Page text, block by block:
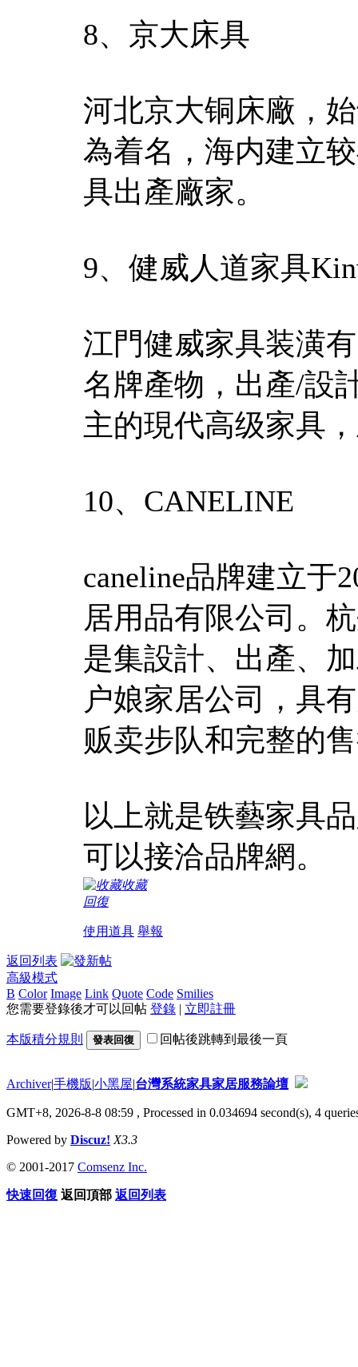
8、京大床具
河北京大铜床廠，
為着名，海内建立
具出產廠家。
9、健威人道家具
江門健威家具装潢
名牌產物，出產/設
主的現代高级家具
10、CANELINE
caneline品牌建立于
居用品有限公司。
是集設計、出產、
户娘家居公司，具
贩卖步队和完整的
以上就是铁藝家具
可以接洽品牌網。
收藏
回復
使用道具 舉報
返回列表
高級模式
B Color Image Link Quote Code Smilies
您需要登錄後才可以回帖 登錄 | 立即註冊
本版積分規則 發表回復 回帖後跳轉到最後一頁
Archiver|手機版|小黑屋|台灣系統家具家居服務論壇
GMT+8, 2026-8-8 08:59 , Processed in 0.034694 second(s), 4
Powered by Discuz! X3.3
© 2001-2017 Comsenz Inc.
快速回復 返回頂部 返回列表